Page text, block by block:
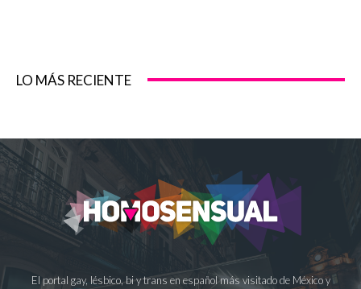
LO MÁS RECIENTE
El portal gay, lésbico, bi y trans en español más visitado de México y